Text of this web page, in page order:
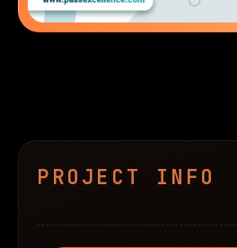
PROJECT INFO